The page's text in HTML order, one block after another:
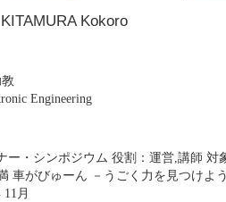
KITAMURA Kokoro
Engineering
ー・シンポジウム 役割：運営,講師 対
車がびゅーん －うごく力を見つけよ
月